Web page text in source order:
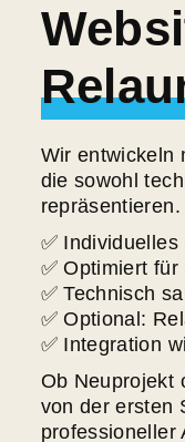
Wir entwickeln
die sowohl
repräsentieren.
✅
✅ Optimiert
✅ Technisch
✅ Optional:
✅ Integration
Ob Neuprojekt
von der ersten
professioneller